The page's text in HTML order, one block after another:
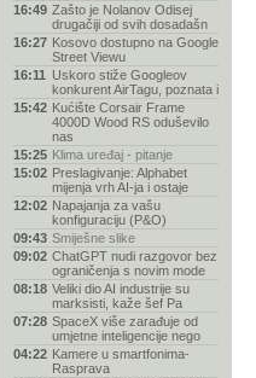
16:49 Zašto je Nolanov Odisej
drugačiji od svih dosadašn
16:27 Kosovo dostupno na Google
Street Viewu
16:11 Uskoro stiže Googleov
konkurent AirTagu, poznata i
15:42 Kućište Corsair Frame
4000D Wood RS oduševilo
nas
15:25 Klima uređaj - pitanje
15:02 Preslagivanje: Alphabet
mijenja vrh AI-ja i ostaje
12:02 Napajanja za vašu
konfiguraciju (P&O)
09:43 Smiješne slike
09:02 ChatGPT nudi razgovor bez
ograničenja s novim mode
08:18 Veliki dio AI industrije su
marksisti, kaže šef Pa
07:28 SpaceX više zarađuje od
umjetne inteligencije nego
04:22 Kamere u smartfonima-
Rasprava